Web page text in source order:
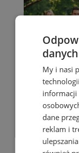
danych
My i nasi
informacji
dane
reklam i
ulepszania